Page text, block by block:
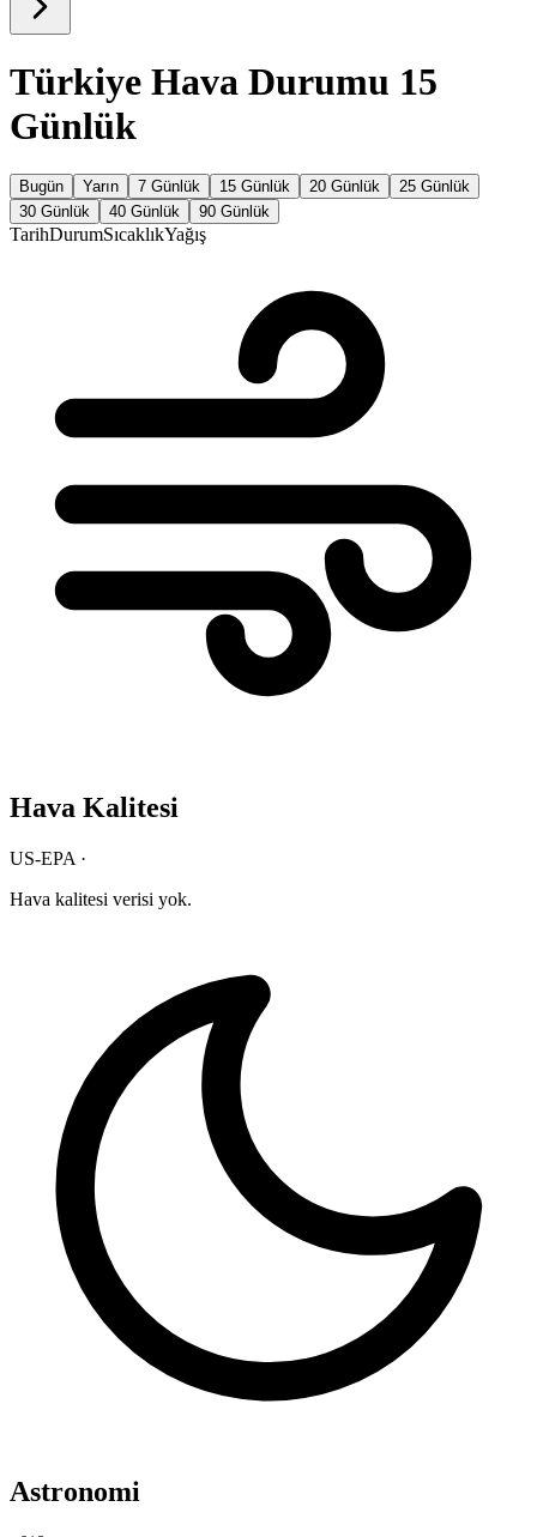
Türkiye Hava Durumu 15
Günlük
Bugün Yarın 7 Günlük 15 Günlük 20 Günlük
25 Günlük
30 Günlük
40 Günlük 90 Günlük
TarihDurumSıcaklıkYağış
Hava Kalitesi
US-EPA ·
Hava kalitesi verisi yok.
Astronomi